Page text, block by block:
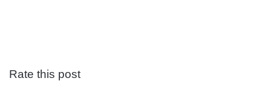
Rate this post